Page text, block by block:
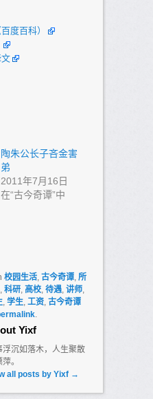
度百科）
文
陶朱公长子吝金害
弟
2011年7月16日
在“古今奇谭”中
校园生活, 古今奇谭, 所
科研, 高校, 待遇, 讲师,
, 学生, 工资, 古今奇谭
.
Yixf
浮沉如落木，人生聚散
。
all posts by Yixf →